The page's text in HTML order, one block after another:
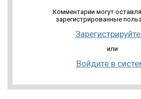
Комментарии могут
зарегистрированные
или
Войдите в